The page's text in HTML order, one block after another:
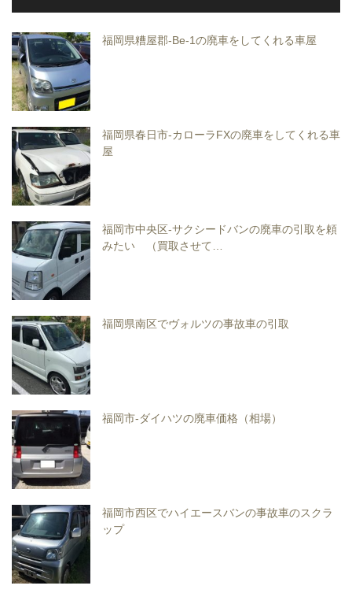
福岡県糟屋郡-Be-1の廃車をしてくれる車屋
福岡県春日市-カローラFXの廃車をしてくれる車
屋
福岡市中央区-サクシードバンの廃車の引取を頼
みたい （買取させて…
福岡県南区でヴォルツの事故車の引取
福岡市-ダイハツの廃車価格（相場）
福岡市西区でハイエースバンの事故車のスクラ
ップ